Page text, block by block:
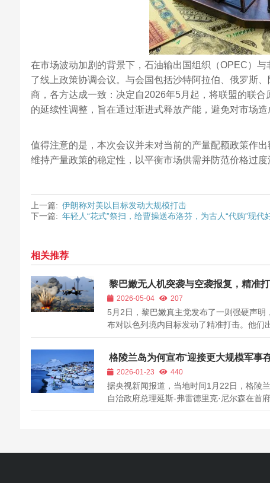
在市场波动加剧的背景下，石油输出国组织（OPEC）
了线上政策协调会议。与会国包括沙特阿拉伯、俄罗斯
商，各方达成一致：决定自2026年5月起，将联盟的联
的延续性调整，旨在通过渐进式释放产能，避免对市场造
值得注意的是，本次会议并未对当前的产量配额政策作
维持产量政策的稳定性，以平衡市场供需并防范价格过度
上一篇: 伊朗称对美以目标发动大规模打击
下一篇: 年轻人“花式”祭扫，给曹操送布洛芬，为古人“代购”现代
相关推荐
黎巴嫩无人机突袭与空袭报复，精准
以色列境内目标
2026-05-04 207
5月2日，黎巴嫩真主党发布了一则强硬声明
布对以色列境内目标发动了精准打击。他们出
了两架“自杀式”无人机，直扑拜亚代镇的以
标”。此外，真主党还用火炮覆盖了坎塔拉镇
处以军车辆和士兵集结点，展现了其“来无...
格陵兰岛为何宣布‘迎接更大规模军事
在’？背后战略意图揭秘
2026-01-23 440
据央视新闻报道，当地时间1月22日，格陵
自治政府总理延斯-弗雷德里克·尼尔森在首府
克召开新闻发布会，明确对外宣告：格陵兰